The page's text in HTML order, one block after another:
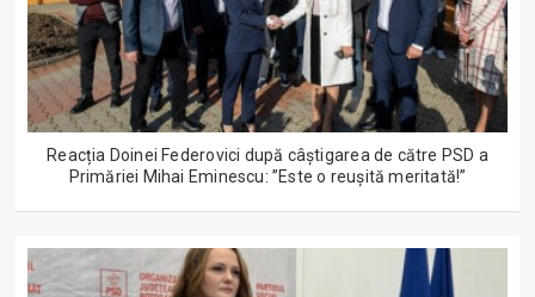
Reacția Doinei Federovici după câștigarea de către PSD a
Primăriei Mihai Eminescu: ”Este o reușită meritată!”